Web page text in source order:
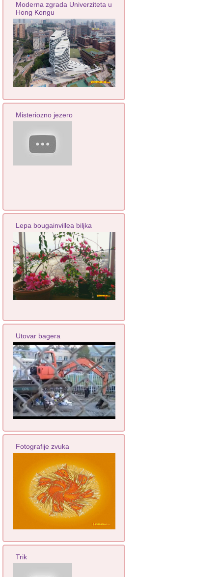
Moderna zgrada Univerziteta u
Hong Kongu
Misteriozno jezero
Lepa bougainvillea biljka
Utovar bagera
Fotografije zvuka
Trik